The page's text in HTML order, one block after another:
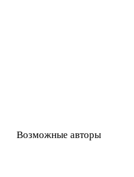
Возможные авторы